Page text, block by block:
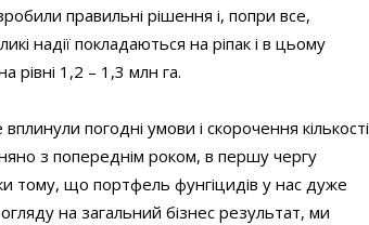
правильні рішення і, попри все,
надії покладаються на ріпак і в цьому
рівні 1,2 – 1,3 млн га.
погодні умови і скорочення кількості
з попереднім роком, в першу чергу
тому, що портфель фунгіцидів у нас дуже
на загальний бізнес результат, ми